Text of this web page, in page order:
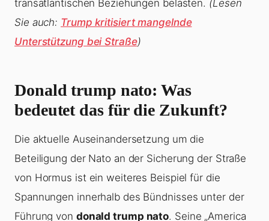
transatlantischen Beziehungen belasten. (Lesen
Sie auch: Trump kritisiert mangelnde
Unterstützung bei Straße)
Donald trump nato: Was
bedeutet das für die Zukunft?
Die aktuelle Auseinandersetzung um die
Beteiligung der Nato an der Sicherung der Straße
von Hormus ist ein weiteres Beispiel für die
Spannungen innerhalb des Bündnisses unter der
Führung von donald trump nato. Seine „America